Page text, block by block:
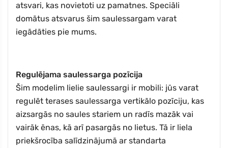
atsvari, kas novietoti uz pamatnes. Speciāli
domātus atsvarus šim saulessargam varat
iegādāties pie mums.
Regulējama saulessarga pozīcija
Šim modelim lielie saulessargi ir mobili: jūs varat
regulēt terases saulessarga vertikālo pozīciju, kas
aizsargās no saules stariem un radīs mazāk vai
vairāk ēnas, kā arī pasargās no lietus. Tā ir liela
priekšrocība salīdzinājumā ar standarta